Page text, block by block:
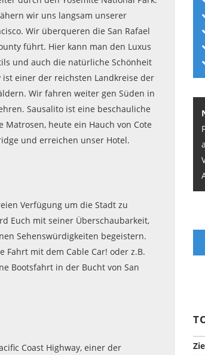
wir uns langsam unserer
Wir überqueren die San Rafael
führt. Hier kann man den Luxus
und auch die natürliche Schönheit
ist einer der reichsten Landkreise der
Wir fahren weiter gen Süden in
Sausalito ist eine beschauliche
heute ein Hauch von Cote
und erreichen unser Hotel.
Verfügung um die Stadt zu
Euch mit seiner Überschaubarkeit,
Sehenswürdigkeiten begeistern.
Fahrt mit dem Cable Car! oder z.B.
Bootsfahrt in der Bucht von San
Coast Highway, einer der